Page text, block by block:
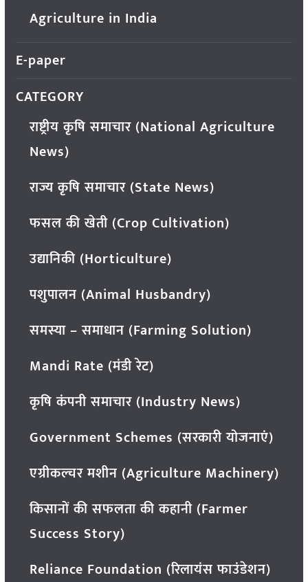
Agriculture in India
E-paper
CATEGORY
राष्ट्रीय कृषि समाचार (National Agriculture
News)
राज्य कृषि समाचार (State News)
फसल की खेती (Crop Cultivation)
उद्यानिकी (Horticulture)
पशुपालन (Animal Husbandry)
समस्या – समाधान (Farming Solution)
Mandi Rate (मंडी रेट)
कृषि कंपनी समाचार (Industry News)
Government Schemes (सरकारी योजनाएं)
एग्रीकल्चर मशीन (Agriculture Machinery)
किसानों की सफलता की कहानी (Farmer
Success Story)
Reliance Foundation (रिलायंस फाउंडेशन)